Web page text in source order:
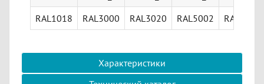
RAL1018 RAL3000 RAL3020 RAL5002 RAL5015
Характеристики